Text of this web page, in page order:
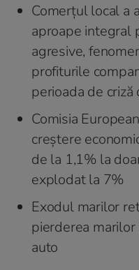
Comerțul local a
aproape integral
agresive,
profiturile
perioada de criză
Comisia
creștere
de la 1,1% la
explodat la 7%
Exodul marilor
pierderea
auto